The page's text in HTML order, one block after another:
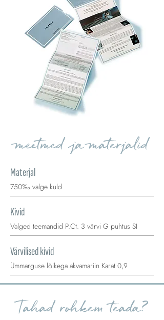
meetmed ja materjalid
Materjal
750‰ valge kuld
Kivid
Valged teemandid P.Ct. 3 värvi G puhtus SI
Värvilised kivid
Ümmarguse lõikega akvamariin Karat 0,9
Tahad rohkem teada?